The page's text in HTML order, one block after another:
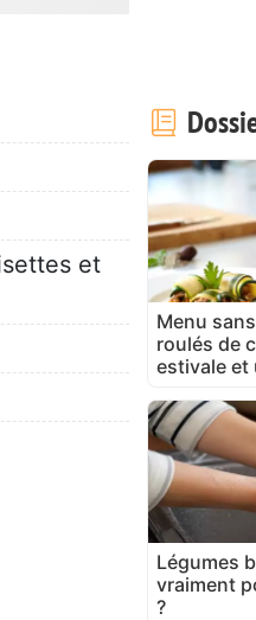
et
Menu
roulés de
estivale et
Légumes
vraiment
?